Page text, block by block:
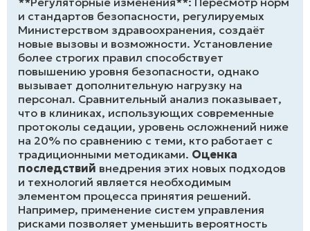
и стандартов безопасности, регулируемых
Министерством здравоохранения, создаёт
новые вызовы и возможности. Установление
более строгих правил способствует
повышению уровня безопасности, однако
вызывает дополнительную нагрузку на
персонал. Сравнительный анализ показывает,
что в клиниках, использующих современные
протоколы седации, уровень осложнений ниже
на 20% по сравнению с теми, кто работает с
традиционными методиками. Оценка
последствий внедрения этих новых подходов
и технологий является необходимым
элементом процесса принятия решений.
Например, применение систем управления
рисками позволяет уменьшить вероятность